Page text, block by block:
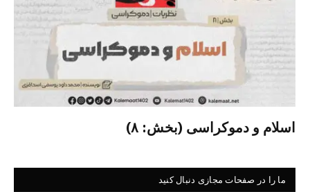
اسلام و دموکراسی (بخش: ۸)
ما را در صفحات مجازی دنبال کنید